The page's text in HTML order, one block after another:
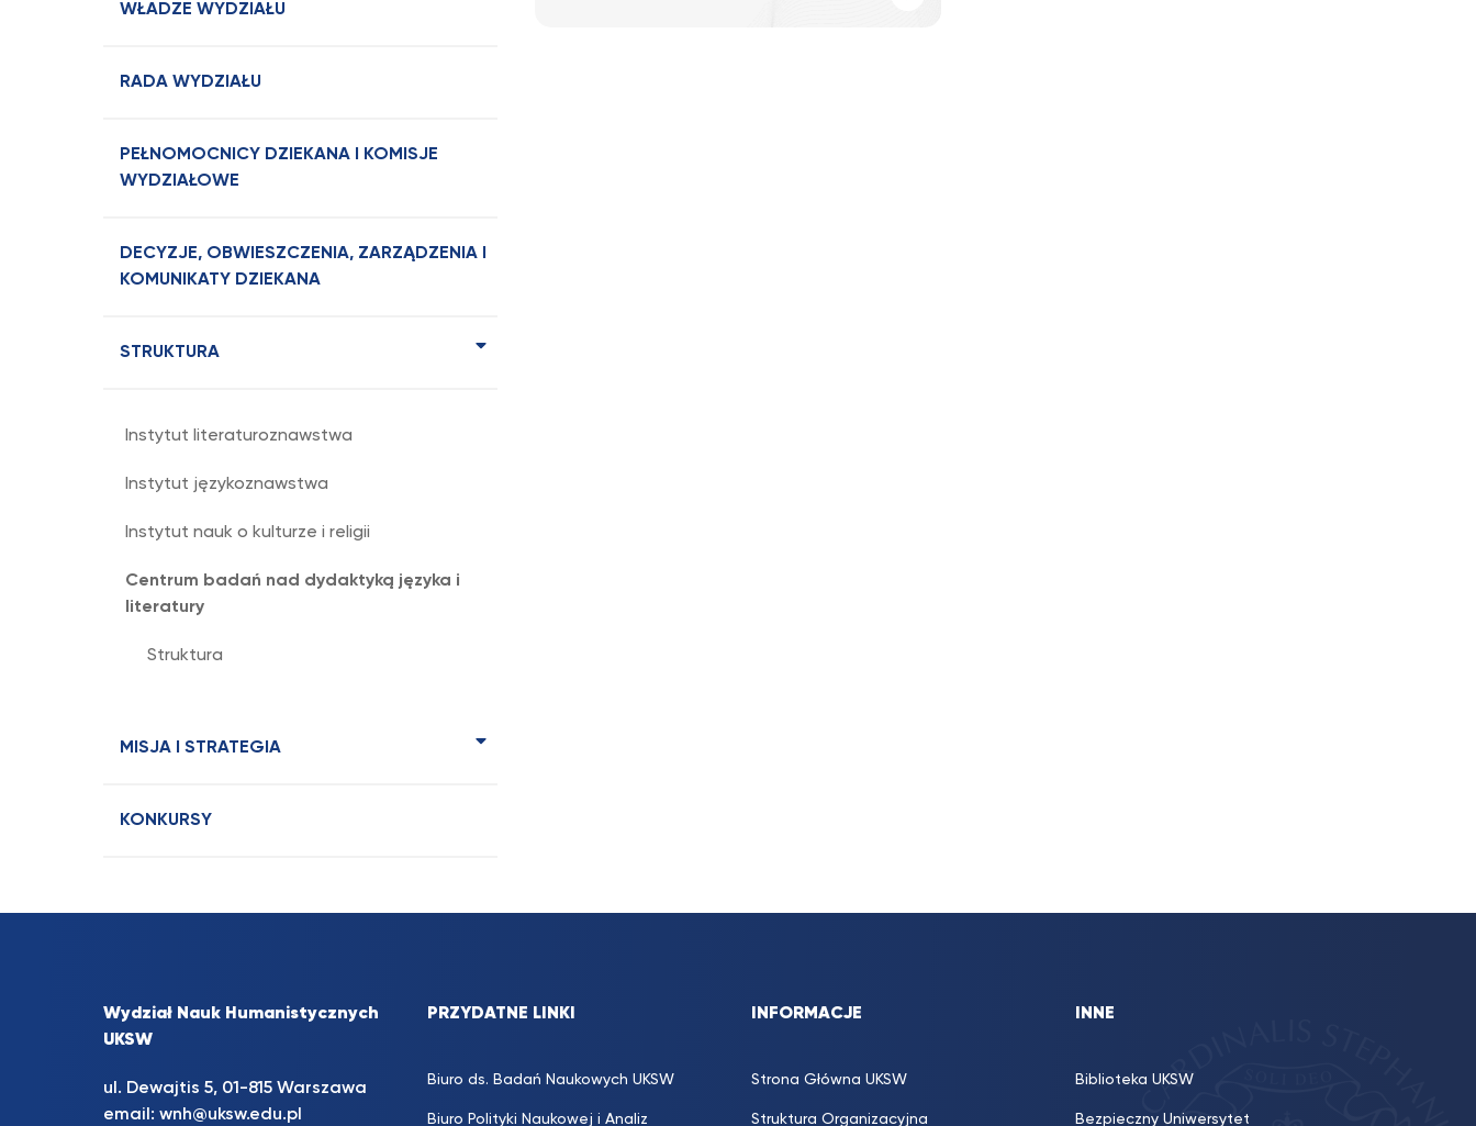
WŁADZE WYDZIAŁU
RADA WYDZIAŁU
PEŁNOMOCNICY DZIEKANA I KOMISJE
WYDZIAŁOWE
DECYZJE, OBWIESZCZENIA, ZARZĄDZENIA I
KOMUNIKATY DZIEKANA
STRUKTURA
Instytut literaturoznawstwa
Instytut językoznawstwa
Instytut nauk o kulturze i religii
Centrum badań nad dydaktyką języka i
literatury
Struktura
MISJA I STRATEGIA
KONKURSY
Wydział Nauk Humanistycznych
UKSW
ul. Dewajtis 5, 01-815 Warszawa
email: wnh@uksw.edu.pl
PRZYDATNE LINKI
Biuro ds. Badań Naukowych UKSW
Biuro Polityki Naukowej i Analiz
INFORMACJE
Strona Główna UKSW
Struktura Organizacyjna
INNE
Biblioteka UKSW
Bezpieczny Uniwersytet